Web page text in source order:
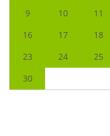
9 10 11
16
17 18
23
24 25
30